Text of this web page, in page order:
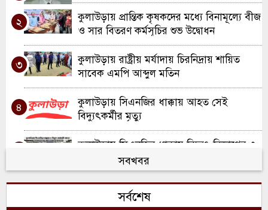
২
কুলাউড়ায় প্রান্তিক কৃষকদের মধ্যে বিনামূল্যে বীজ
ও সার বিতরণ কর্মসূচির শুভ উদ্বোধন
৩
কুলাউড়ায় রাষ্ট্রীয় মর্যাদায় চিরনিদ্রায় শায়িত
সাবেক এমপি আব্দুল মতিন
৪
কুলাউড়ায় সিএনজির ধাক্কায় আহত সেই
বিদ্যুৎকর্মীর মৃত্যু
কুলাউড়ায় সিএনজির ধাক্কায় বিদ্যুৎ বিভাগের ৩
কর্মী আহত; একজন আইসিইউতে
খাল খননে নতুন দিগন্ত: কুলাউড়ায় ২ কোটি
টাকার প্রকল্পের যাত্রা
সবখবর
সর্বশেষ